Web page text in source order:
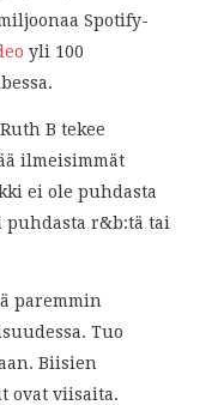
Spotify-
yli 100
B tekee
ilmeisimmät
ei ole puhdasta
puhdasta r&b:tä tai
paremmin
Tuo
Biisien
ovat viisaita.